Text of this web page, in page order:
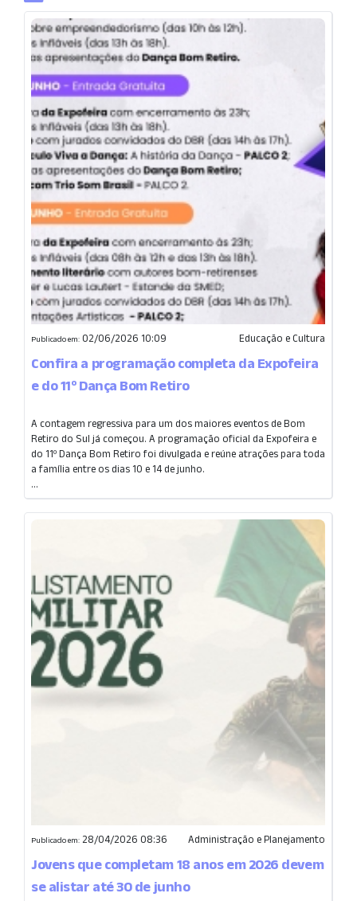
Publicado em: 02/06/2026 10:09 Educação e Cultura
Confira a programação completa da Expofeira
e do 11º Dança Bom Retiro
A contagem regressiva para um dos maiores eventos de Bom
Retiro do Sul já começou. A programação oficial da Expofeira e
do 11º Dança Bom Retiro foi divulgada e reúne atrações para toda
a família entre os dias 10 e 14 de junho.
...
Publicado em: 28/04/2026 08:36 Administração e Planejamento
Jovens que completam 18 anos em 2026 devem
se alistar até 30 de junho